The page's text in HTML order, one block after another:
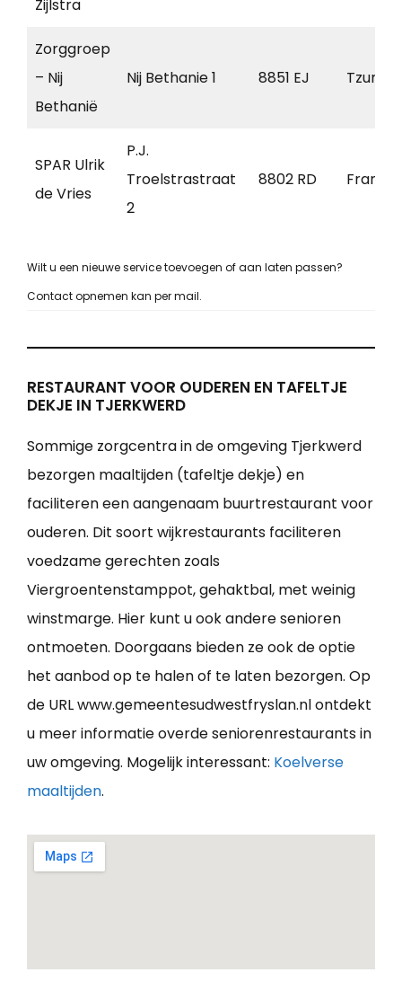
Zijlstra
Zorggroep
– Nij
Bethanië
Nij Bethanie 1 8851 EJ
SPAR Ulrik
de Vries
P.J.
Troelstrastraat
2
8802 RD
Wilt u een nieuwe service toevoegen of aan laten passen?
Contact opnemen kan per mail.
RESTAURANT VOOR OUDEREN EN TAFELTJE
DEKJE IN TJERKWERD
Sommige zorgcentra in de omgeving Tjerkwerd
bezorgen maaltijden (tafeltje dekje) en
faciliteren een aangenaam buurtrestaurant voor
ouderen. Dit soort wijkrestaurants faciliteren
voedzame gerechten zoals
Viergroentenstamppot, gehaktbal, met weinig
winstmarge. Hier kunt u ook andere senioren
ontmoeten. Doorgaans bieden ze ook de optie
het aanbod op te halen of te laten bezorgen. Op
de URL www.gemeentesudwestfryslan.nl ontdekt
u meer informatie overde seniorenrestaurants in
uw omgeving. Mogelijk interessant: Koelverse
maaltijden.